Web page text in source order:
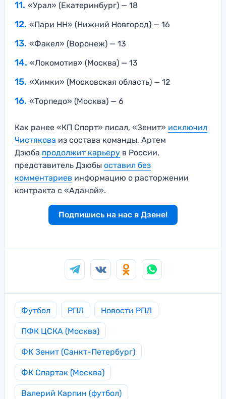
«Урал» (Екатеринбург) — 18
«Пари НН» (Нижний Новгород) — 16
«Факел» (Воронеж) — 13
«Локомотив» (Москва) — 13
«Химки» (Московская область) — 12
«Торпедо» (Москва) — 6
Как ранее «КП Спорт» писал, «Зенит» исключил
Чистякова из состава команды, Артем
Дзюба продолжит карьеру в России,
представитель Дзюбы оставил без
комментариев информацию о расторжении
контракта с «Аданой».
Подпишись на нас в Дзене!
Футбол РПЛ Новости РПЛ
ПФК ЦСКА (Москва)
ФК Зенит (Санкт-Петербург)
ФК Спартак (Москва)
Валерий Карпин (футбол)